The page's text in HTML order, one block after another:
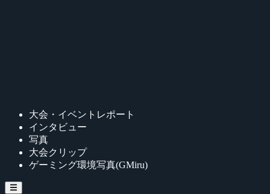
大会・イベントレポート
インタビュー
写真
大会クリップ
ゲーミング環境写真(GMiru)